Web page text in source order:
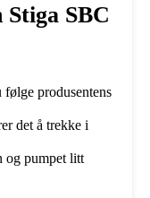
SBC
produsentens
det å trekke i
og pumpet litt